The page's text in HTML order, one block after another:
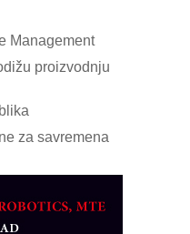
Management
proizvodnju
za savremena
toplinsku